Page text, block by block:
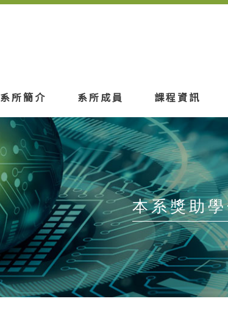
系所簡介 系所成員 課程資訊
本系獎助